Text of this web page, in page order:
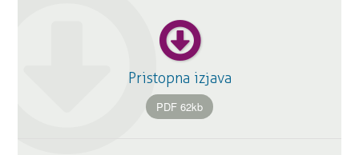
Pristopna izjava
PDF 62kb